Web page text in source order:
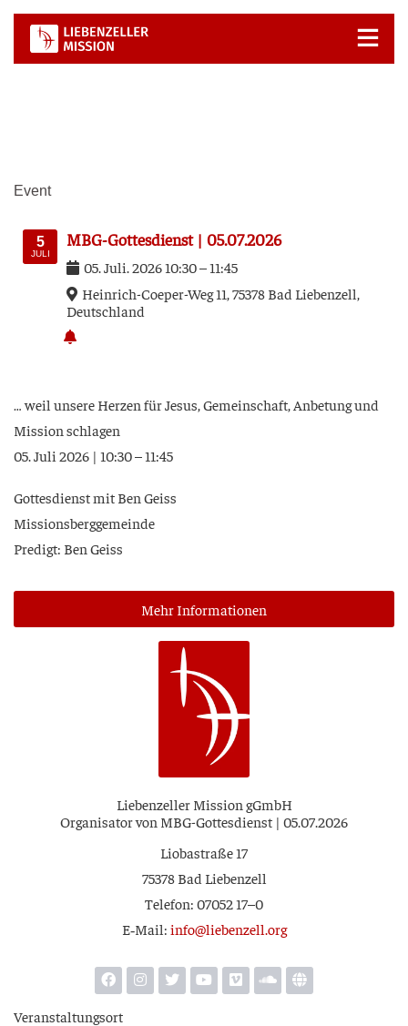
Zum
Inhalt
springen
Event
5
JULI
MBG-Got­tes­dienst | 05.07.2026
05.Juli.202610:30–11:45
Hein­rich-Coe­per-Weg 11, 75378 Bad Lie­ben­zell,
Deutsch­land
… weil unse­re Her­zen für Jesus, Gemein­schaft, Anbe­tung und
Mis­si­on schlagen
05. Juli 2026 | 10:30 – 11:45
Got­tes­dienst mit Ben Geiss
Missionsberggemeinde
Pre­digt: Ben Geiss
Mehr Infor­ma­tio­nen
Lie­ben­zel­ler Mis­si­on gGmbH
Orga­ni­sa­tor von MBG-Got­tes­dienst | 05.07.2026
Lio­ba­stra­ße 17
75378 Bad Liebenzell
Tele­fon: 07052 17–0
E‑Mail: info@liebenzell.org
Ver­an­stal­tungs­ort